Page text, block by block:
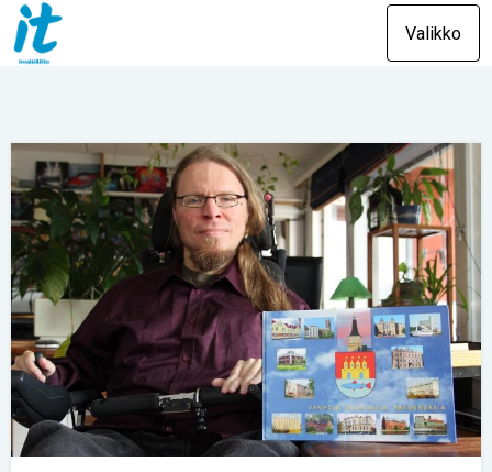
Valikko